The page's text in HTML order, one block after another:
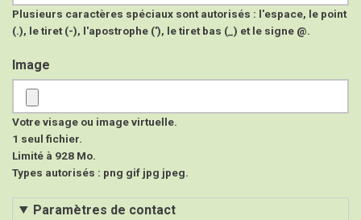
Plusieurs caractères spéciaux sont autorisés : l'espace, le point
(.), le tiret (-), l'apostrophe ('), le tiret bas (_) et le signe @.
Image
Votre visage ou image virtuelle.
1 seul fichier.
Limité à 928 Mo.
Types autorisés : png gif jpg jpeg.
Paramètres de contact